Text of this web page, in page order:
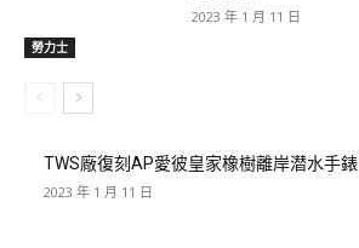
勞力士
2023 年 1 月 11 日
TWS廠復刻AP愛彼皇家橡樹離岸潜水手錶
2023 年 1 月 11 日